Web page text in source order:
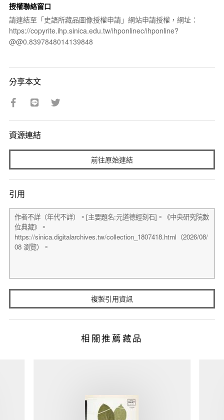
授權聯絡窗口
請連結至「史語所藏品圖像授權申請」網站申請授權，網址：
https://copyrite.ihp.sinica.edu.tw/ihponlinec/ihponline?
@@0.8397848014139848
分享本文
資源連結
前往原始連結
引用
複製引用資訊
相關推薦藏品